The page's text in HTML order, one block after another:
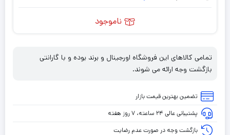
ناموجود
تمامی کالاهای این فروشگاه اورجینال و برند بوده و با گارانتی
بازگشت وجه ارائه می شوند.
تضمین بهترین قیمت بازار
پشتیبانی عالی ۲۴ ساعته، ۷ روز هفته
بازگشت وجه در صورت عدم رضایت